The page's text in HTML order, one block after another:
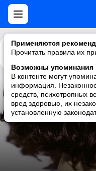
Применяются
Прочитать правила их
Возможны упоминания
В контенте могут
информация.
средств, психотропных
вред здоровью, их
установленную
Каталог
Domino
Jessie J